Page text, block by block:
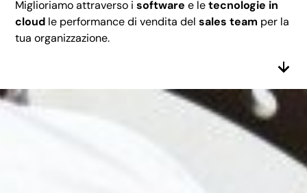
Miglioriamo attraverso isoftware e letecnologie in
cloud le performance di vendita delsales team per la
tua organizzazione.